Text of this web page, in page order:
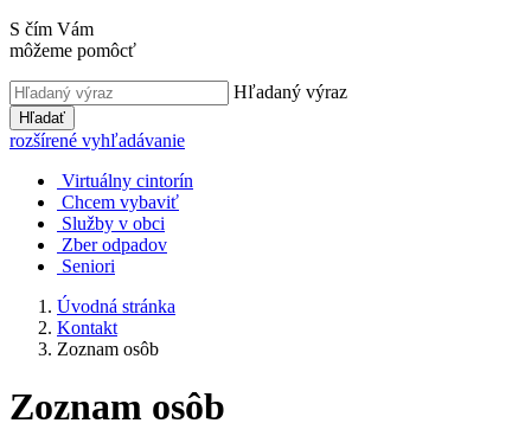
S čím Vám
môžeme pomôcť
Hľadaný výraz
Hľadať
rozšírené vyhľadávanie
Virtuálny cintorín
Chcem vybaviť
Služby v obci
Zber odpadov
Seniori
Úvodná stránka
Kontakt
Zoznam osôb
Zoznam osôb